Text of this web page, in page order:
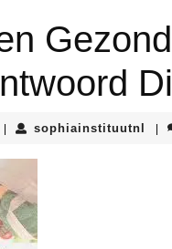
08
sophiainstituutnl